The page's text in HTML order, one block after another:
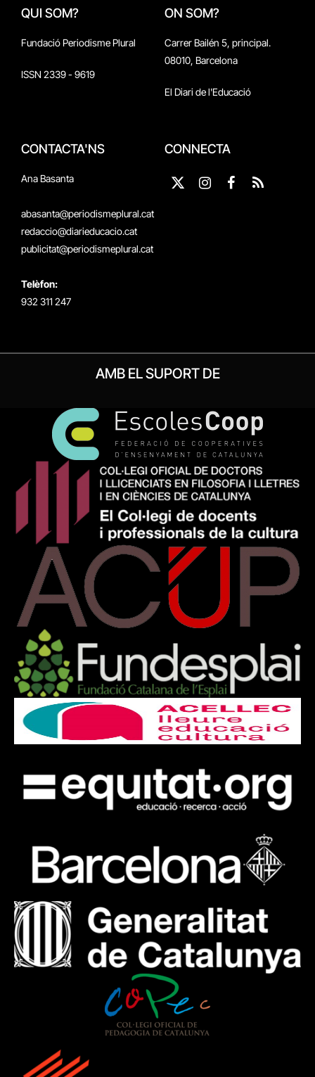
QUI SOM?
Fundació Periodisme Plural
ISSN 2339 - 9619
ON SOM?
Carrer Bailén 5, principal.
08010, Barcelona
El Diari de l'Educació
CONTACTA'NS
Ana Basanta
abasanta@periodismeplural.cat
redaccio@diarieducacio.cat
publicitat@periodismeplural.cat
Telèfon:
932 311 247
CONNECTA
X
Instagram
Facebook
RSS
AMB EL SUPORT DE